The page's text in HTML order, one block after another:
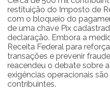
restituição do Imposto de
com o bloqueio do
de uma chave Pix
declaração. Embora a
Receita Federal para
transações e prevenir
reacendeu o debate sobre
exigências operacionais
contribuintes.